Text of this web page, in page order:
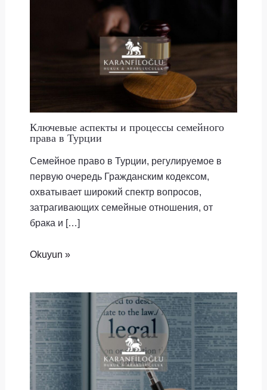
Ключевые аспекты и процессы семейного
права в Турции
Семейное право в Турции, регулируемое в
первую очередь Гражданским кодексом,
охватывает широкий спектр вопросов,
затрагивающих семейные отношения, от
брака и […]
Okuyun »